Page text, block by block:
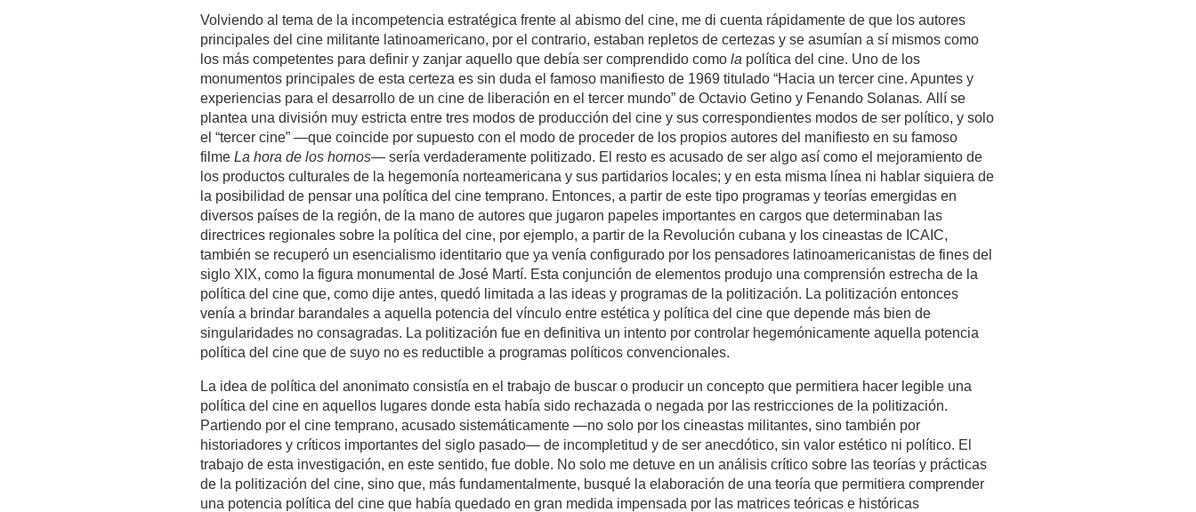
Volviendo al tema de la incompetencia estratégica frente al abismo del cine, me di cuenta rápidamente de que los autores
principales del cine militante latinoamericano, por el contrario, estaban repletos de certezas y se asumían a sí mismos como
los más competentes para definir y zanjar aquello que debía ser comprendido como la política del cine. Uno de los
monumentos principales de esta certeza es sin duda el famoso manifiesto de 1969 titulado “Hacia un tercer cine. Apuntes y
experiencias para el desarrollo de un cine de liberación en el tercer mundo” de Octavio Getino y Fenando Solanas. Allí se
plantea una división muy estricta entre tres modos de producción del cine y sus correspondientes modos de ser político, y solo
el “tercer cine” —que coincide por supuesto con el modo de proceder de los propios autores del manifiesto en su famoso
filme La hora de los hornos— sería verdaderamente politizado. El resto es acusado de ser algo así como el mejoramiento de
los productos culturales de la hegemonía norteamericana y sus partidarios locales; y en esta misma línea ni hablar siquiera de
la posibilidad de pensar una política del cine temprano. Entonces, a partir de este tipo programas y teorías emergidas en
diversos países de la región, de la mano de autores que jugaron papeles importantes en cargos que determinaban las
directrices regionales sobre la política del cine, por ejemplo, a partir de la Revolución cubana y los cineastas de ICAIC,
también se recuperó un esencialismo identitario que ya venía configurado por los pensadores latinoamericanistas de fines del
siglo XIX, como la figura monumental de José Martí. Esta conjunción de elementos produjo una comprensión estrecha de la
política del cine que, como dije antes, quedó limitada a las ideas y programas de la politización. La politización entonces
venía a brindar barandales a aquella potencia del vínculo entre estética y política del cine que depende más bien de
singularidades no consagradas. La politización fue en definitiva un intento por controlar hegemónicamente aquella potencia
política del cine que de suyo no es reductible a programas políticos convencionales.
La idea de política del anonimato consistía en el trabajo de buscar o producir un concepto que permitiera hacer legible una
política del cine en aquellos lugares donde esta había sido rechazada o negada por las restricciones de la politización.
Partiendo por el cine temprano, acusado sistemáticamente —no solo por los cineastas militantes, sino también por
historiadores y críticos importantes del siglo pasado— de incompletitud y de ser anecdótico, sin valor estético ni político. El
trabajo de esta investigación, en este sentido, fue doble. No solo me detuve en un análisis crítico sobre las teorías y prácticas
de la politización del cine, sino que, más fundamentalmente, busqué la elaboración de una teoría que permitiera comprender
una potencia política del cine que había quedado en gran medida impensada por las matrices teóricas e históricas